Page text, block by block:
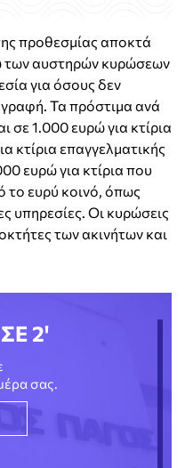
προθεσμίας αποκτά
των αυστηρών κυρώσεων
για όσους δεν
Τα πρόστιμα ανά
σε 1.000 ευρώ για κτίρια
κτίρια επαγγελματικής
ευρώ για κτίρια που
το ευρύ κοινό, όπως
υπηρεσίες. Οι κυρώσεις
των ακινήτων και
2'
σας.